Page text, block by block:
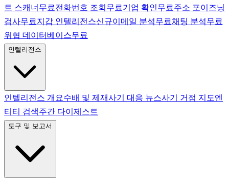
트 스캐너 무료전화번호 조회 무료기업 확인무료주소 포이즈닝
검사무료지갑 인텔리전스신규이메일 분석무료채팅 분석무료
위협 데이터베이스무료
인텔리전스
인텔리전스 개요수배 및 제재사기 대응 뉴스사기 거점 지도엔
티티 검색주간 다이제스트
도구 및 보고서